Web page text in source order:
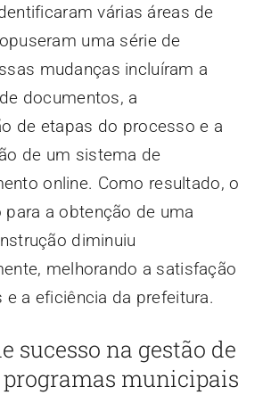
várias áreas de
uma série de
mudanças incluíram a
documentos, a
de etapas do processo e a
de um sistema de
online. Como resultado, o
a obtenção de uma
diminuiu
melhorando a satisfação
a eficiência da prefeitura.
sucesso na gestão de
programas municipais